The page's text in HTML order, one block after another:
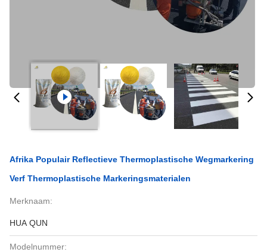
Afrika Populair Reflectieve Thermoplastische Wegmarkering
Verf Thermoplastische Markeringsmaterialen
Merknaam:
HUA QUN
Modelnummer: